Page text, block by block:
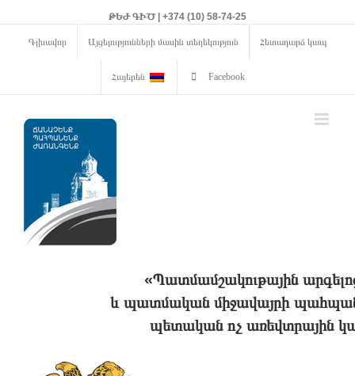
ԹԵԺ ԳԻԾ | +374 (10) 58-74-25
Գլխավոր Այցելությունների մասին տեղեկություն Հետադարձ կապ
Հայերեն Facebook
«Պատմամշակութային
և պատմական միջավայրի
պետական ոչ առեվտրային